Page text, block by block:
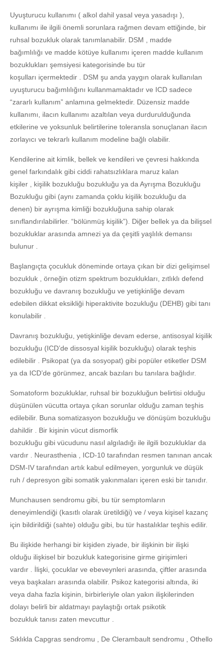
Uyuşturucu kullanımı ( alkol dahil yasal veya yasadışı ),
kullanımı ile ilgili önemli sorunlara rağmen devam ettiğinde, bir
ruhsal bozukluk olarak tanımlanabilir. DSM , madde
bağımlılığı ve madde kötüye kullanımı içeren madde kullanım
bozuklukları şemsiyesi kategorisinde bu tür
koşulları içermektedir . DSM şu anda yaygın olarak kullanılan
uyuşturucu bağımlılığını kullanmamaktadır ve ICD sadece
“zararlı kullanım” anlamına gelmektedir. Düzensiz madde
kullanımı, ilacın kullanımı azaltılan veya durdurulduğunda
etkilerine ve yoksunluk belirtilerine toleransla sonuçlanan ilacın
zorlayıcı ve tekrarlı kullanım modeline bağlı olabilir.
Kendilerine ait kimlik, bellek ve kendileri ve çevresi hakkında
genel farkındalık gibi ciddi rahatsızlıklara maruz kalan
kişiler , kişilik bozukluğu bozukluğu ya da Ayrışma Bozukluğu
Bozukluğu gibi (aynı zamanda çoklu kişilik bozukluğu da
denen) bir ayrışma kimliği bozukluğuna sahip olarak
sınıflandırılabilirler. “bölünmüş kişilik”). Diğer bellek ya da bilişsel
bozukluklar arasında amnezi ya da çeşitli yaşlılık demansı
bulunur .
Başlangıçta çocukluk döneminde ortaya çıkan bir dizi gelişimsel
bozukluk , örneğin otizm spektrum bozuklukları, zıtlıklı defend
bozukluğu ve davranış bozukluğu ve yetişkinliğe devam
edebilen dikkat eksikliği hiperaktivite bozukluğu (DEHB) gibi tanı
konulabilir .
Davranış bozukluğu, yetişkinliğe devam ederse, antisosyal kişilik
bozukluğu (ICD’de dissosyal kişilik bozukluğu) olarak teşhis
edilebilir . Psikopat (ya da sosyopat) gibi popüler etiketler DSM
ya da ICD’de görünmez, ancak bazıları bu tanılara bağlıdır.
Somatoform bozukluklar, ruhsal bir bozukluğun belirtisi olduğu
düşünülen vücutta ortaya çıkan sorunlar olduğu zaman teşhis
edilebilir. Buna somatizasyon bozukluğu ve dönüşüm bozukluğu
dahildir . Bir kişinin vücut dismorfik
bozukluğu gibi vücudunu nasıl algıladığı ile ilgili bozukluklar da
vardır . Neurasthenia , ICD-10 tarafından resmen tanınan ancak
DSM-IV tarafından artık kabul edilmeyen, yorgunluk ve düşük
ruh / depresyon gibi somatik yakınmaları içeren eski bir tanıdır.
Munchausen sendromu gibi, bu tür semptomların
deneyimlendiği (kasıtlı olarak üretildiği) ve / veya kişisel kazanç
için bildirildiği (sahte) olduğu gibi, bu tür hastalıklar teşhis edilir.
Bu ilişkide herhangi bir kişiden ziyade, bir ilişkinin bir ilişki
olduğu ilişkisel bir bozukluk kategorisine girme girişimleri
vardır . İlişki, çocuklar ve ebeveynleri arasında, çiftler arasında
veya başkaları arasında olabilir. Psikoz kategorisi altında, iki
veya daha fazla kişinin, birbirleriyle olan yakın ilişkilerinden
dolayı belirli bir aldatmayı paylaştığı ortak psikotik
bozukluk tanısı zaten mevcuttur .
Sıklıkla Capgras sendromu , De Clerambault sendromu , Othello